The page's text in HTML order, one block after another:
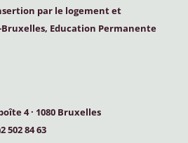
par le logement et
Education Permanente
4· 1080 Bruxelles
502 84 63